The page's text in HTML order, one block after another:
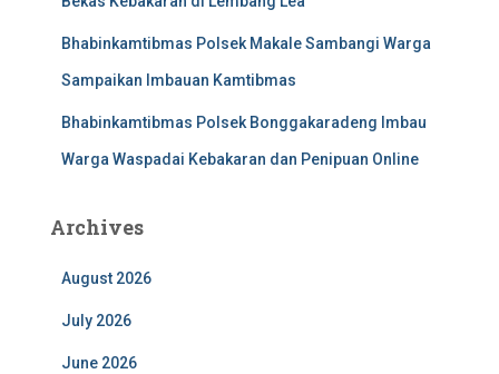
Bhabinkamtibmas Polsek Makale Sambangi Warga
Sampaikan Imbauan Kamtibmas
Bhabinkamtibmas Polsek Bonggakaradeng Imbau
Warga Waspadai Kebakaran dan Penipuan Online
Archives
August 2026
July 2026
June 2026